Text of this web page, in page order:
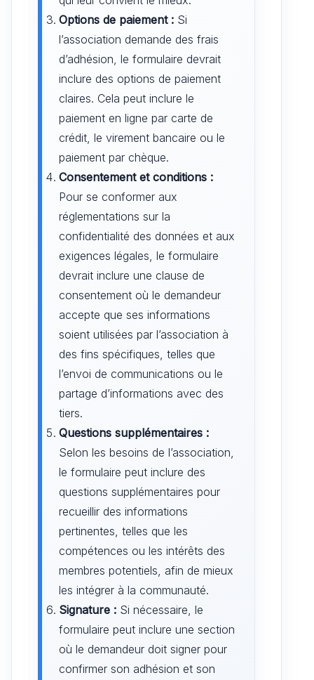
Options de paiement : Si
l’association demande des frais
d’adhésion, le formulaire devrait
inclure des options de paiement
claires. Cela peut inclure le
paiement en ligne par carte de
crédit, le virement bancaire ou le
paiement par chèque.
Consentement et conditions :
Pour se conformer aux
réglementations sur la
confidentialité des données et aux
exigences légales, le formulaire
devrait inclure une clause de
consentement où le demandeur
accepte que ses informations
soient utilisées par l’association à
des fins spécifiques, telles que
l’envoi de communications ou le
partage d’informations avec des
tiers.
Questions supplémentaires :
Selon les besoins de l’association,
le formulaire peut inclure des
questions supplémentaires pour
recueillir des informations
pertinentes, telles que les
compétences ou les intérêts des
membres potentiels, afin de mieux
les intégrer à la communauté.
Signature : Si nécessaire, le
formulaire peut inclure une section
où le demandeur doit signer pour
confirmer son adhésion et son